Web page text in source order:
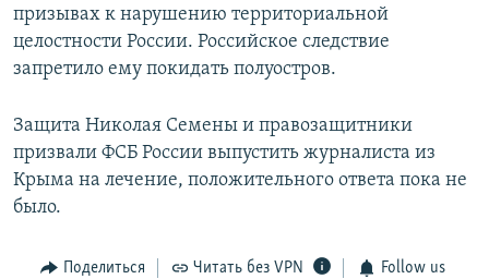
призывах к нарушению территориальной
целостности России. Российское следствие
запретило ему покидать полуостров.
Защита Николая Семены и правозащитники
призвали ФСБ России выпустить журналиста из
Крыма на лечение, положительного ответа пока не
было.
Поделиться Читать без VPN Follow us